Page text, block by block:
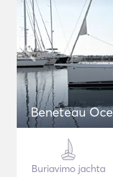
Beneteau
Buriavimo jachta